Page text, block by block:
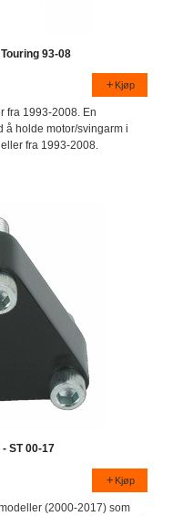
93-08
Kjøp
fra 1993-2008. En
å holde motor/svingarm i
fra 1993-2008.
ST 00-17
Kjøp
(2000-2017) som